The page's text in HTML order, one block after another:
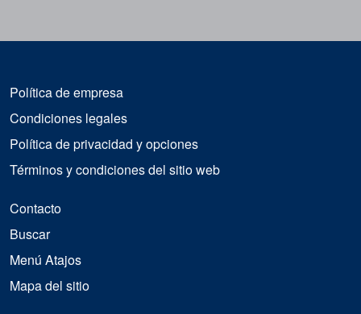
Política de empresa
Condiciones legales
Política de privacidad y opciones
Términos y condiciones del sitio web
Contacto
Buscar
Menú Atajos
Mapa del sitio